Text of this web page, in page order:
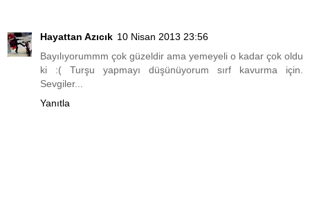
Hayattan Azıcık 10 Nisan 2013 23:56
Bayılıyorummm çok güzeldir ama yemeyeli o kadar çok oldu
ki :( Turşu yapmayı düşünüyorum sırf kavurma için.
Sevgiler...
Yanıtla